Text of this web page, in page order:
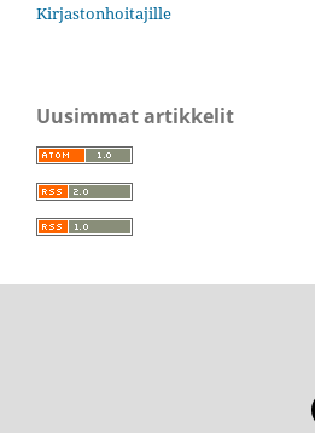
Kirjastonhoitajille
Uusimmat artikkelit